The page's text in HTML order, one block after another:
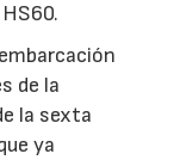
de la
la sexta
ya